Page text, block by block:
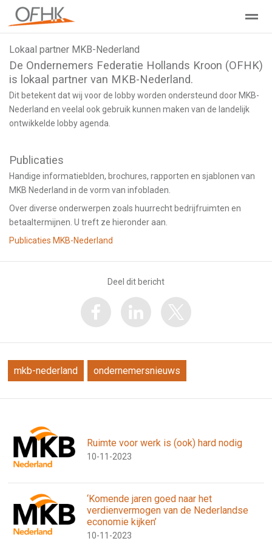
Ondernemers Federatie Hollands Kroon
Home Zoeken Nieuws Agenda
Lokaal partner MKB-Nederland
De Ondernemers Federatie Hollands Kroon (OFHK)
is lokaal partner van MKB-Nederland.
Dit betekent dat wij voor de lobby worden ondersteund door MKB-
Nederland en veelal ook gebruik kunnen maken van de landelijk
ontwikkelde lobby agenda.
Publicaties
Handige informatieblden, brochures, rapporten en sjablonen van
MKB Nederland in de vorm van infobladen.
Over diverse onderwerpen zoals huurrecht bedrijfruimten en
betaaltermijnen. U treft ze hieronder aan.
Publicaties MKB-Nederland
Deel dit bericht
mkb-nederland ondernemersnieuws
Ruimte voor werk is (ook) hard nodig
10-11-2023
‘Komende jaren goed naar het
verdienvermogen van de Nederlandse
economie kijken’
10-11-2023